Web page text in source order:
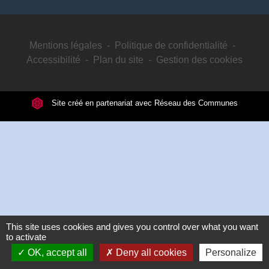
Mentions légales - Politique de confidentialité -
Accessibilité - Plan du site - Gestion des cookies
Site créé en partenariat avec Réseau des Communes
This site uses cookies and gives you control over what you want
to activate
OK, accept all
Deny all cookies Personalize